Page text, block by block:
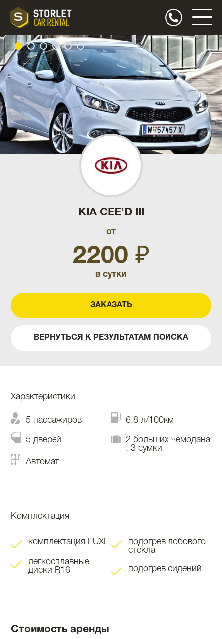
KIA CEE'D III
от
2200 ₽
в сутки
ЗАКАЗАТЬ
ВЕРНУТЬСЯ К РЕЗУЛЬТАТАМ ПОИСКА
Характеристики
5 пассажиров 6.8 л/100км
5 дверей
2 больших чемодана
, 3 сумки
Автомат
Комплектация
комплектация LUXE
легкосплавные
диски R16
подогрев лобового
стекла
подогрев сидений
Стоимость аренды